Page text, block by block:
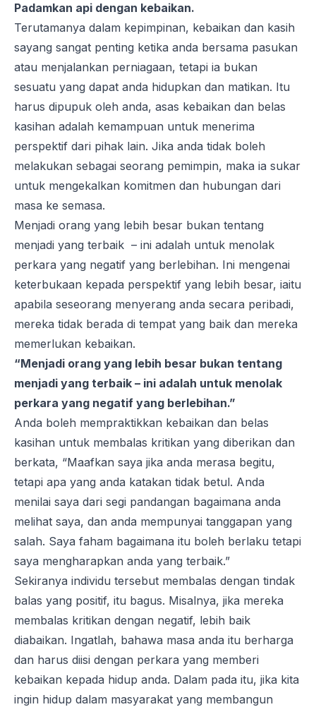
Padamkan api dengan kebaikan.
Terutamanya dalam kepimpinan, kebaikan dan kasih
sayang sangat penting ketika anda bersama pasukan
atau menjalankan perniagaan, tetapi ia bukan
sesuatu yang dapat anda hidupkan dan matikan. Itu
harus dipupuk oleh anda, asas kebaikan dan belas
kasihan adalah kemampuan untuk menerima
perspektif dari pihak lain. Jika anda tidak boleh
melakukan sebagai seorang pemimpin, maka ia sukar
untuk mengekalkan komitmen dan hubungan dari
masa ke semasa.
Menjadi orang yang lebih besar bukan tentang
menjadi yang terbaik – ini adalah untuk menolak
perkara yang negatif yang berlebihan. Ini mengenai
keterbukaan kepada perspektif yang lebih besar, iaitu
apabila seseorang menyerang anda secara peribadi,
mereka tidak berada di tempat yang baik dan mereka
memerlukan kebaikan.
“Menjadi orang yang lebih besar bukan tentang
menjadi yang terbaik – ini adalah untuk menolak
perkara yang negatif yang berlebihan.”
Anda boleh mempraktikkan kebaikan dan belas
kasihan untuk membalas kritikan yang diberikan dan
berkata, “Maafkan saya jika anda merasa begitu,
tetapi apa yang anda katakan tidak betul. Anda
menilai saya dari segi pandangan bagaimana anda
melihat saya, dan anda mempunyai tanggapan yang
salah. Saya faham bagaimana itu boleh berlaku tetapi
saya mengharapkan anda yang terbaik.”
Sekiranya individu tersebut membalas dengan tindak
balas yang positif, itu bagus. Misalnya, jika mereka
membalas kritikan dengan negatif, lebih baik
diabaikan. Ingatlah, bahawa masa anda itu berharga
dan harus diisi dengan perkara yang memberi
kebaikan kepada hidup anda. Dalam pada itu, jika kita
ingin hidup dalam masyarakat yang membangun